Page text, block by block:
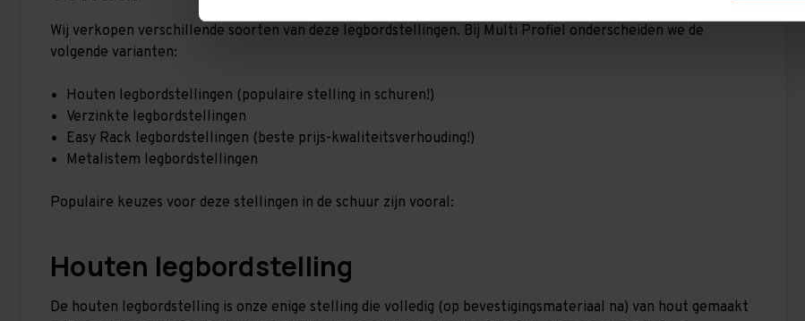
Wij verkopen verschillende soorten van deze legbordstellingen. Bij Multi Profiel onderscheiden we de
volgende varianten:
Houten legbordstellingen (populaire stelling in schuren!)
Verzinkte legbordstellingen
Easy Rack legbordstellingen (beste prijs-kwaliteitsverhouding!)
Metalistem legbordstellingen
Populaire keuzes voor deze stellingen in de schuur zijn vooral:
Houten legbordstelling
De houten legbordstelling is onze enige stelling die volledig (op bevestigingsmateriaal na) van hout gemaakt